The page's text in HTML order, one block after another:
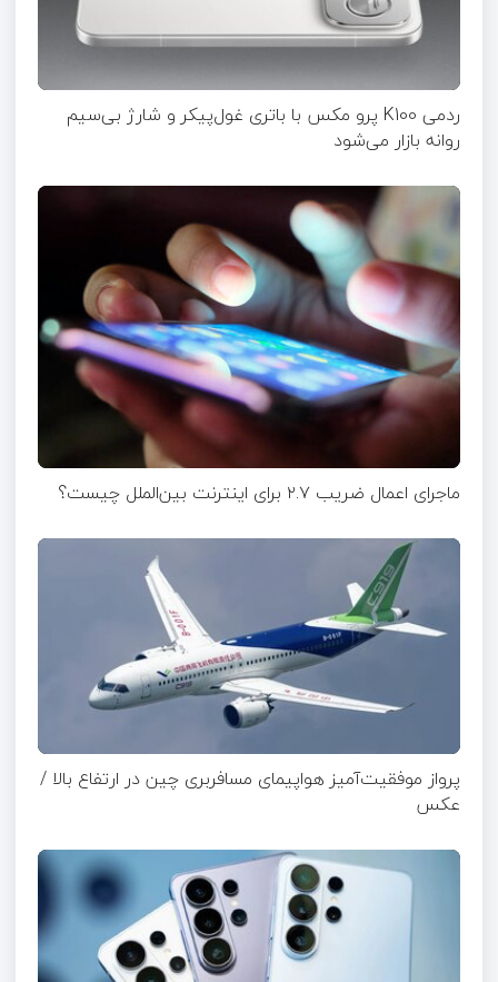
ردمی K100 پرو مکس با باتری غول‌پیکر و شارژ بی‌سیم
روانه بازار می‌شود
ماجرای اعمال ضریب ۲.۷ برای اینترنت بین‌الملل چیست؟
پرواز موفقیت‌آمیز هواپیمای مسافربری چین در ارتفاع بالا /
عکس